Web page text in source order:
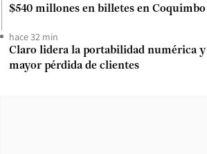
$540 millones en billetes en Coquimbo
hace 32 min
Claro lidera la portabilidad numérica
mayor pérdida de clientes